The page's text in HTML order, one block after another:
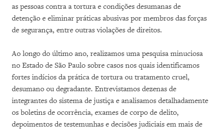
as pessoas contra a tortura e condições desumanas de
detenção e eliminar práticas abusivas por membros das forças
de segurança, entre outras violações de direitos.
Ao longo do último ano, realizamos uma pesquisa minuciosa
no Estado de São Paulo sobre casos nos quais identificamos
fortes indícios da prática de tortura ou tratamento cruel,
desumano ou degradante. Entrevistamos dezenas de
integrantes do sistema de justiça e analisamos detalhadamente
os boletins de ocorrência, exames de corpo de delito,
depoimentos de testemunhas e decisões judiciais em mais de